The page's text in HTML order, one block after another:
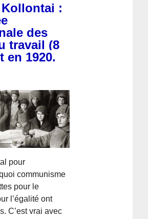
:
des
travail (8
en 1920.
pour
communisme
pour le
l’égalité ont
C’est vrai avec